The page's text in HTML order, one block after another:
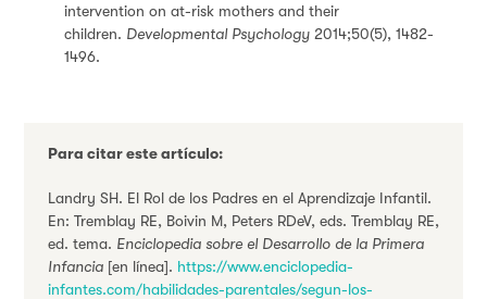
intervention on at-risk mothers and their
children. Developmental Psychology 2014;50(5), 1482-
1496.
Para citar este artículo:
Landry SH. El Rol de los Padres en el Aprendizaje Infantil.
En: Tremblay RE, Boivin M, Peters RDeV, eds. Tremblay RE,
ed. tema. Enciclopedia sobre el Desarrollo de la Primera
Infancia [en línea]. https://www.enciclopedia-
infantes.com/habilidades-parentales/segun-los-